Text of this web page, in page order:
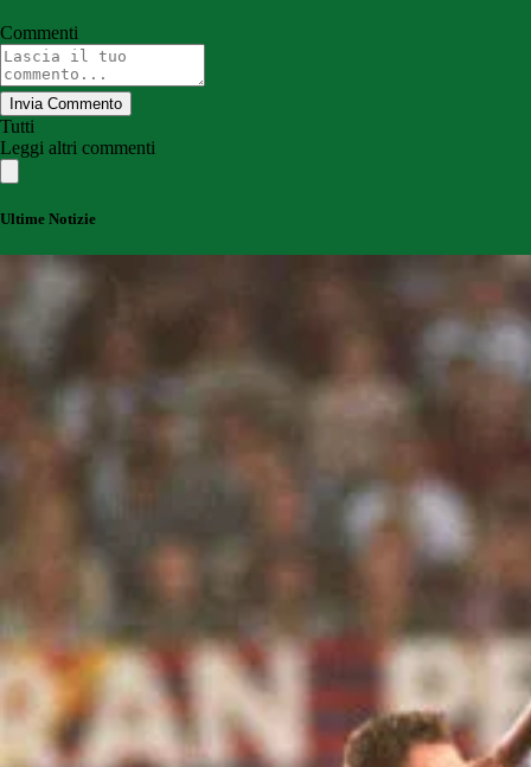
Commenti
Invia Commento
Tutti
Leggi altri commenti
Ultime Notizie